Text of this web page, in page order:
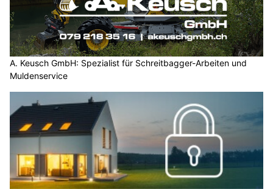
A. Keusch GmbH: Spezialist für Schreitbagger-Arbeiten und
Muldenservice